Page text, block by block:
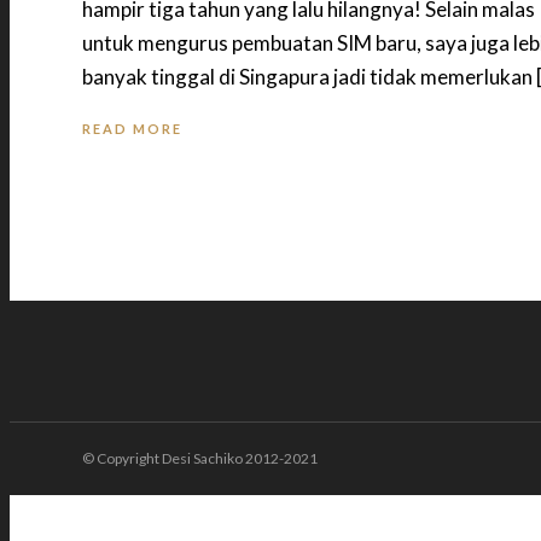
hampir tiga tahun yang lalu hilangnya! Selain malas
untuk mengurus pembuatan SIM baru, saya juga
banyak tinggal di Singapura jadi tidak memerlukan
READ MORE
© Copyright Desi Sachiko 2012-2021